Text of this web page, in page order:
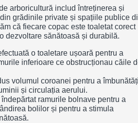
arboricultură includ întreținerea și
grădinile private și spațiile publice
că fiecare copac este toaletat corect
dezvoltare sănătoasă și durabilă.
o toaletare ușoară pentru a
inferioare ce obstrucționau căile
volumul coroanei pentru a
și circulația aerului.
ramurile bolnave pentru a
bolilor și pentru a stimula